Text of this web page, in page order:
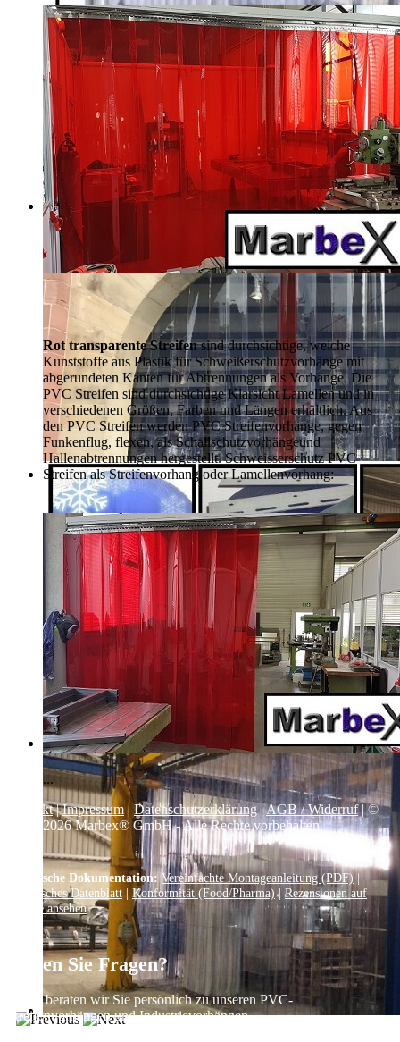
Rot transparente Streifen sind durchsichtige, weiche
Kunststoffe aus Plastik für Schweißerschutzvorhänge mit
abgerundeten Kanten für Abtrennungen als Vorhänge. Die
PVC Streifen sind durchsichtige Klarsicht Lamellen und in
verschiedenen Größen, Farben und Längen erhältlich. Aus
den PVC Streifen werden PVC Streifenvorhänge, gegen
Funkenflug, flexen, als Schallschutzvorhängeund
Hallenabtrennungen hergestellt. Schweisserschutz PVC
Streifen als Streifenvorhang oder Lamellenvorhang:
...
Kontakt|Impressum| Datenschutzerklärung|AGB / Widerruf| ©
2026Marbex® GmbH - Alle Rechte vorbehalten.
Technische Dokumentation: Vereinfachte Montageanleitung (PDF)|
Technisches Datenblatt | Konformität (Food/Pharma)|Rezensionen auf
Google ansehen
Haben Sie Fragen?
Gerne beraten wir Sie persönlich zu unseren PVC-
Streifenvorhängen und Industrievorhängen.